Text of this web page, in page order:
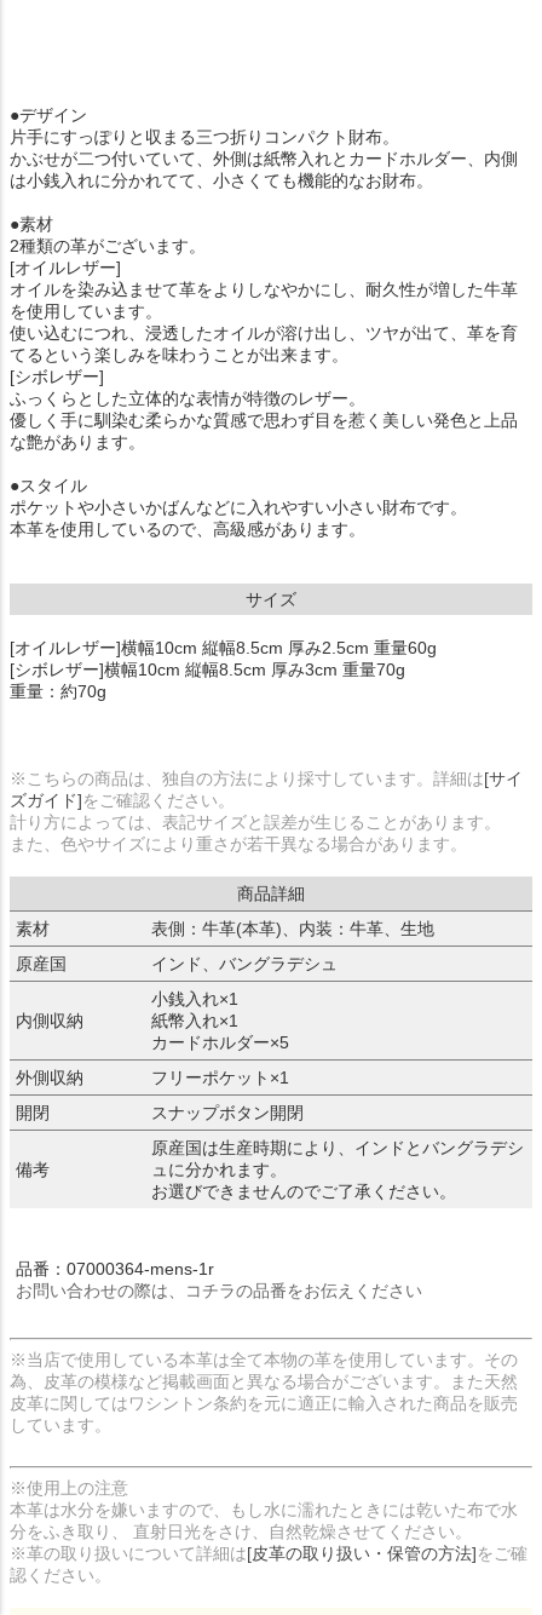
●デザイン
片手にすっぽりと収まる三つ折りコンパクト財布。
かぶせが二つ付いていて、外側は紙幣入れとカードホルダー、内側
は小銭入れに分かれてて、小さくても機能的なお財布。
●素材
2種類の革がございます。
[オイルレザー]
オイルを染み込ませて革をよりしなやかにし、耐久性が増した牛革
を使用しています。
使い込むにつれ、浸透したオイルが溶け出し、ツヤが出て、革を育
てるという楽しみを味わうことが出来ます。
[シボレザー]
ふっくらとした立体的な表情が特徴のレザー。
優しく手に馴染む柔らかな質感で思わず目を惹く美しい発色と上品
な艶があります。
●スタイル
ポケットや小さいかばんなどに入れやすい小さい財布です。
本革を使用しているので、高級感があります。
サイズ
[オイルレザー]横幅10cm 縦幅8.5cm 厚み2.5cm 重量60g
[シボレザー]横幅10cm 縦幅8.5cm 厚み3cm 重量70g
重量：約70g
※こちらの商品は、独自の方法により採寸しています。詳細は[サイ
ズガイド]をご確認ください。
計り方によっては、表記サイズと誤差が生じることがあります。
また、色やサイズにより重さが若干異なる場合があります。
商品詳細
素材
表側：牛革(本革)、内装：牛革、生地
原産国
インド、バングラデシュ
内側収納
小銭入れ×1
紙幣入れ×1
カードホルダー×5
外側収納
フリーポケット×1
開閉
スナップボタン開閉
備考
原産国は生産時期により、インドとバングラデシ
ュに分かれます。
お選びできませんのでご了承ください。
品番：07000364-mens-1r
お問い合わせの際は、コチラの品番をお伝えください
※当店で使用している本革は全て本物の革を使用しています。その
為、皮革の模様など掲載画面と異なる場合がございます。また天然
皮革に関してはワシントン条約を元に適正に輸入された商品を販売
しています。
※使用上の注意
本革は水分を嫌いますので、もし水に濡れたときには乾いた布で水
分をふき取り、 直射日光をさけ、自然乾燥させてください。
※革の取り扱いについて詳細は[皮革の取り扱い・保管の方法]をご確
認ください。